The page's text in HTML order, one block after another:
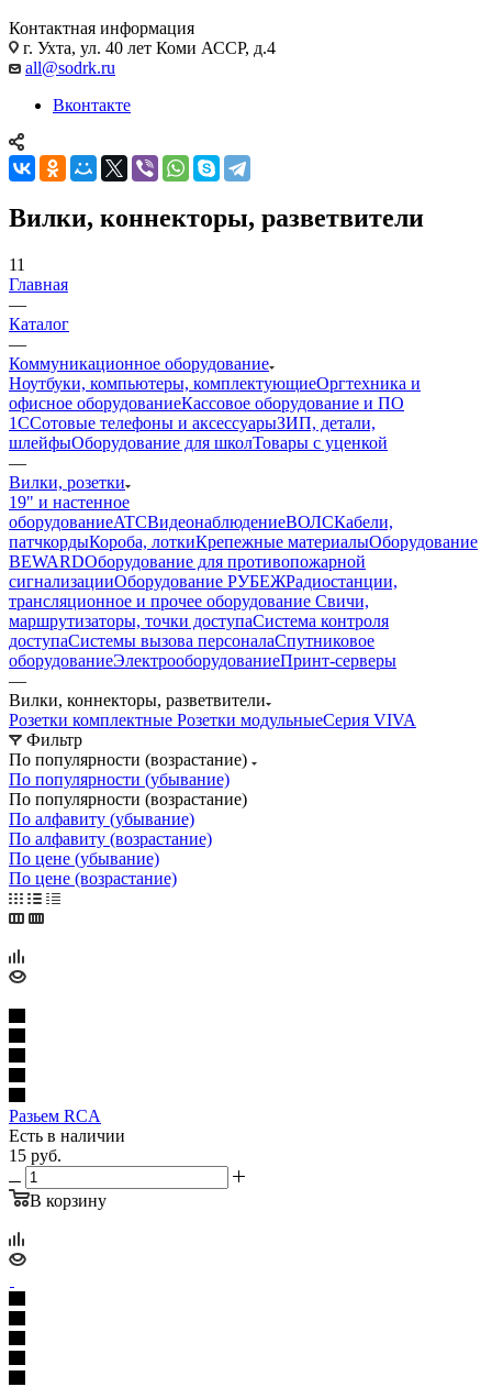
Контактная информация
г. Ухта, ул. 40 лет Коми АССР, д.4
all@sodrk.ru
Вконтакте
Вилки, коннекторы, разветвители
11
Главная
—
Каталог
—
Коммуникационное оборудование
Ноутбуки, компьютеры, комплектующиеОргтехника и
офисное оборудованиеКассовое оборудование и ПО
1ССотовые телефоны и аксессуарыЗИП, детали,
шлейфыОборудование для школТовары с уценкой
—
Вилки, розетки
19" и настенное
оборудованиеATCВидеонаблюдениеВОЛСКабели,
патчкордыКороба, лоткиКрепежные материалыОборудование
BEWARDОборудование для противопожарной
сигнализацииОборудование РУБЕЖРадиостанции,
трансляционное и прочее оборудование Свичи,
маршрутизаторы, точки доступаСистема контроля
доступаСистемы вызова персоналаСпутниковое
оборудованиеЭлектрооборудованиеПринт-серверы
—
Вилки, коннекторы, разветвители
Розетки комплектные Розетки модульныеСерия VIVA
Фильтр
По популярности (возрастание)
По популярности (убывание)
По популярности (возрастание)
По алфавиту (убывание)
По алфавиту (возрастание)
По цене (убывание)
По цене (возрастание)
Разьем RCA
Есть в наличии
15 руб.
В корзину